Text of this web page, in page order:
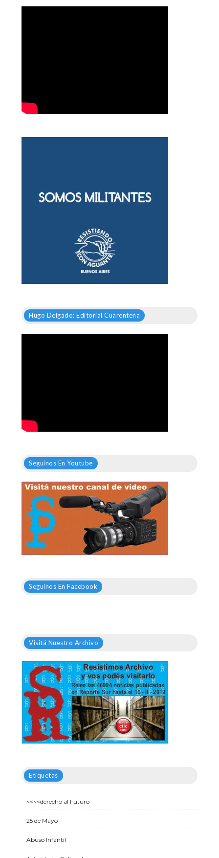
Hugo Delgado: Editorial Cuarentena
Seguinos En Youtube
Seguinos En Facebook
Visitá Nuestro Archivo
Etiquetas
<<<<derecho al Futuro
25 de Mayo
Abuso Infantil